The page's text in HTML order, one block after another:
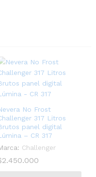
No Frost
317 Litros
panel digital
– CR 317
Challenger
2.450.000